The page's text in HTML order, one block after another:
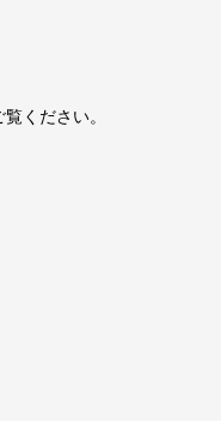
覧ください。